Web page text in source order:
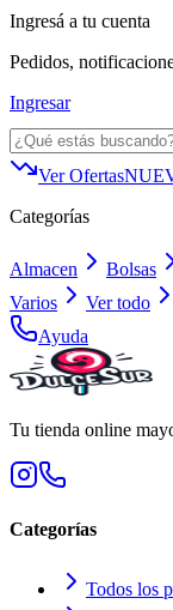
Ingresá a tu cuenta
Pedidos,
Ingresar
Ver Ofertas
Categorías
Almacen Bolsas
Varios
Ver todo
Ayuda
Tu tienda online
Categorías
Todos los